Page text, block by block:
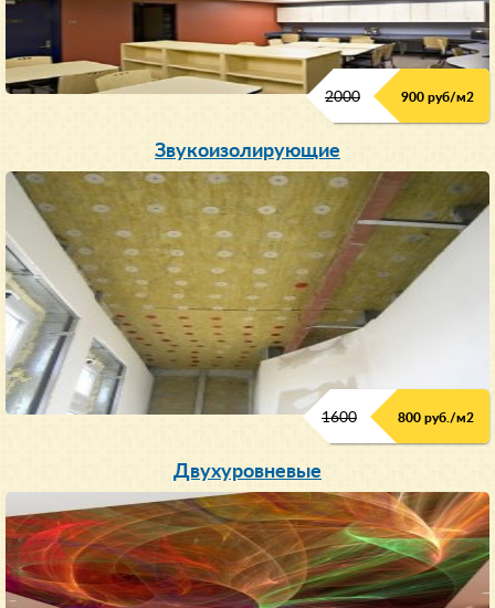
2000 900 руб/м2
Звукоизолирующие
1600 800 руб./м2
Двухуровневые